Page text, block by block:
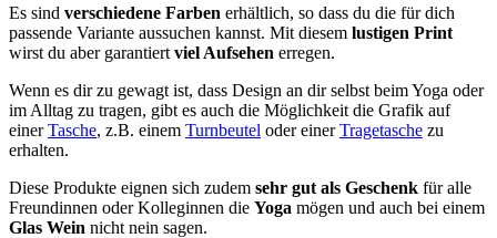
Es sind verschiedene Farben erhältlich, so dass du die für dich
passende Variante aussuchen kannst. Mit diesem lustigen Print
wirst du aber garantiert viel Aufsehen erregen.
Wenn es dir zu gewagt ist, dass Design an dir selbst beim Yoga oder
im Alltag zu tragen, gibt es auch die Möglichkeit die Grafik auf
einerTasche, z.B. einem Turnbeutel oder einerTragetasche zu
erhalten.
Diese Produkte eignen sich zudem sehr gut als Geschenk für alle
Freundinnen oder Kolleginnen die Yoga mögen und auch bei einem
Glas Wein nicht nein sagen.